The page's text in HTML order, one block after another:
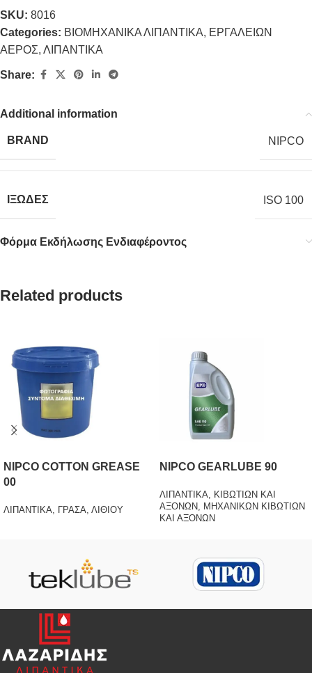
SKU: 8016
Categories: ΒΙΟΜΗΧΑΝΙΚΑ ΛΙΠΑΝΤΙΚΑ, ΕΡΓΑΛΕΙΩΝ
ΑΕΡΟΣ, ΛΙΠΑΝΤΙΚΑ
Share:
Additional information
BRAND NIPCO
ΙΞΩΔΕΣ ISO 100
Φόρμα Εκδήλωσης Ενδιαφέροντος
Related products
NIPCO COTTON GREASE
00
ΛΙΠΑΝΤΙΚΑ, ΓΡΑΣΑ, ΛΙΘΙΟΥ
NIPCO GEARLUBE 90
ΛΙΠΑΝΤΙΚΑ, ΚΙΒΩΤΙΩΝ ΚΑΙ
ΑΞΟΝΩΝ, ΜΗΧΑΝΙΚΩΝ ΚΙΒΩΤΙΩΝ
ΚΑΙ ΑΞΟΝΩΝ